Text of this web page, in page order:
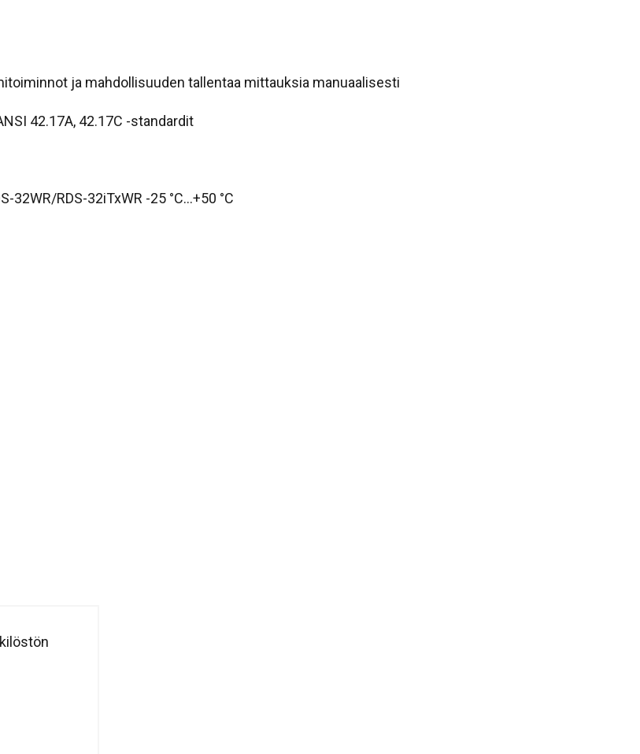
ja mahdollisuuden tallentaa mittauksia manuaalisesti
42.17A, 42.17C -standardit
32WR/RDS-32iTxWR -25 °C…+50 °C